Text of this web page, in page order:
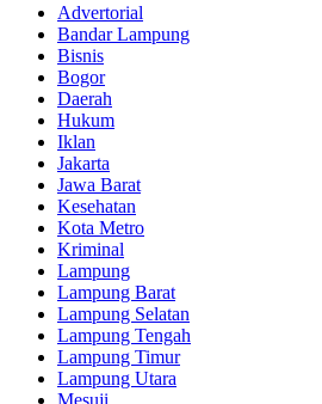
Advertorial
Bandar Lampung
Bisnis
Bogor
Daerah
Hukum
Iklan
Jakarta
Jawa Barat
Kesehatan
Kota Metro
Kriminal
Lampung
Lampung Barat
Lampung Selatan
Lampung Tengah
Lampung Timur
Lampung Utara
Mesuji